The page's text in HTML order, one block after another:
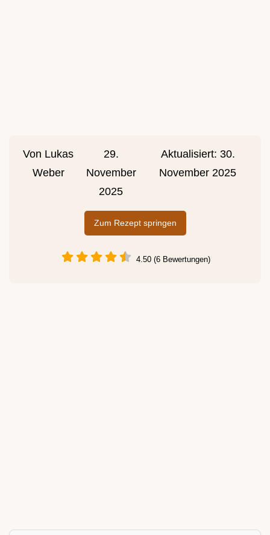
Von Lukas
Weber
29.
November
2025
Aktualisiert: 30.
November 2025
Zum Rezept springen
4.50 (6 Bewertungen)